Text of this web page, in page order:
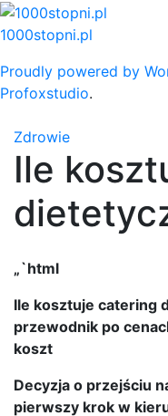
Skip
to
1000stopni.pl
Proudly powered by
Profoxstudio.
Zdrowie
Ile
„`html
Ile kosztuje catering
przewodnik po
koszt
Decyzja o przejściu
pierwszy krok w